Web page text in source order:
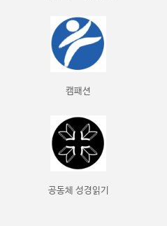
캠패션
공동체 성경읽기